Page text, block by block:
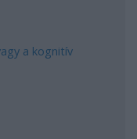
a kognitív